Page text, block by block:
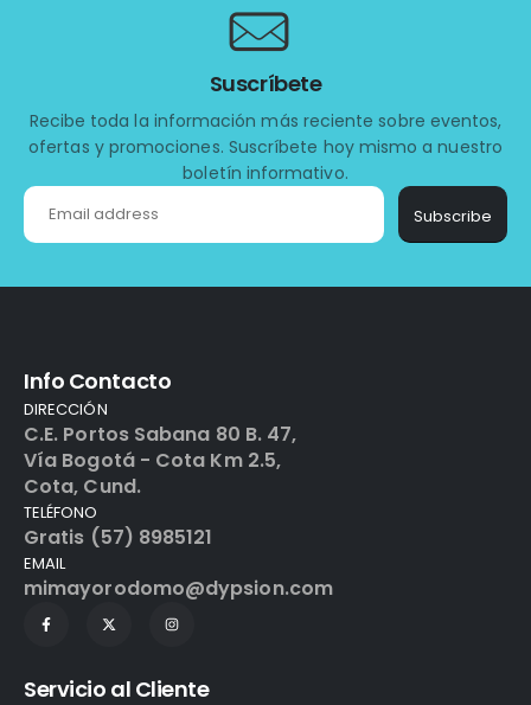
Suscríbete
Recibe toda la información más reciente sobre eventos,
ofertas y promociones. Suscríbete hoy mismo a nuestro
boletín informativo.
Subscribe
Info Contacto
DIRECCIÓN
C.E. Portos Sabana 80 B. 47,
Vía Bogotá - Cota Km 2.5,
Cota, Cund.
TELÉFONO
Gratis (57) 8985121
EMAIL
mimayorodomo@dypsion.com
Servicio al Cliente